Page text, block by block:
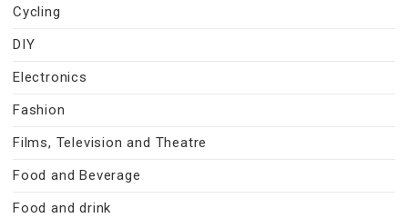
Cycling
DIY
Electronics
Fashion
Films, Television and Theatre
Food and Beverage
Food and drink